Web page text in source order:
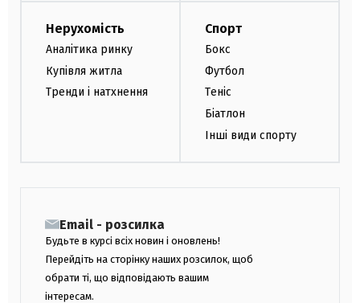
Нерухомість
Аналітика ринку
Купівля житла
Тренди і натхнення
Спорт
Бокс
Футбол
Теніс
Біатлон
Інші види спорту
Email - розсилка
Будьте в курсі всіх новин і оновлень!
Перейдіть на сторінку наших розсилок, щоб
обрати ті, що відповідають вашим
інтересам.